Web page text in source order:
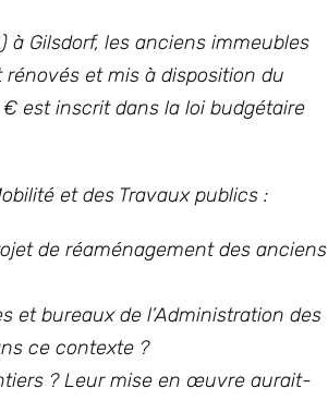
à Gilsdorf, les anciens immeubles
et mis à disposition du
est inscrit dans la loi budgétaire
et des Travaux publics :
de réaménagement des anciens
et bureaux de l’Administration des
ce contexte ?
? Leur mise en œuvre aurait-